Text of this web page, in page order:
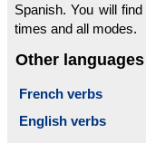
Spanish. You will
times and all modes.
Other languages
French verbs
English verbs